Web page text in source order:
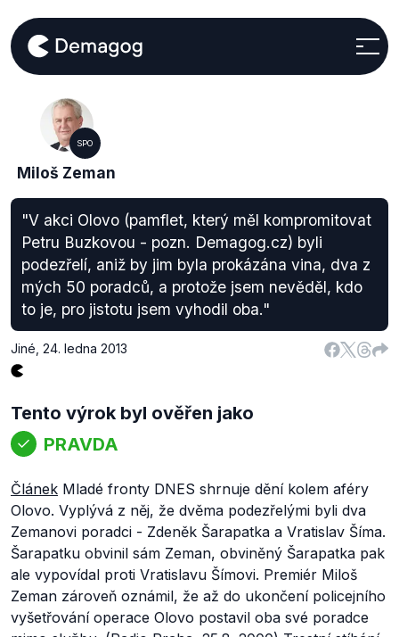
SPO
Miloš Zeman
"V akci Olovo (pamflet, který měl kompromitovat
Petru Buzkovou - pozn. Demagog.cz) byli
podezřelí, aniž by jim byla prokázána vina, dva z
mých 50 poradců, a protože jsem nevěděl, kdo
to je, pro jistotu jsem vyhodil oba."
Jiné 24. ledna 2013
Tento výrok byl ověřen jako
PRAVDA
Článek Mladé fronty DNES shrnuje dění kolem aféry
Olovo. Vyplývá z něj, že dvěma podezřelými byli dva
Zemanovi poradci - Zdeněk Šarapatka a Vratislav Šíma.
Šarapatku obvinil sám Zeman, obviněný Šarapatka pak
ale vypovídal proti Vratislavu Šímovi. Premiér Miloš
Zeman zároveň oznámil, že až do ukončení policejního
vyšetřování operace Olovo postavil oba své poradce